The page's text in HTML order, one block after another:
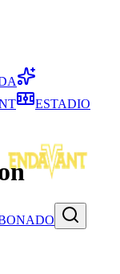
ESTADIO